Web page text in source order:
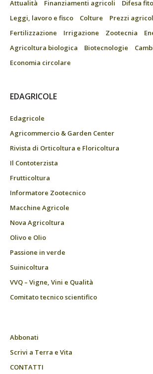
Attualità Finanziamenti agricoli
Difesa
Leggi, lavoro e fisco
Colture
Prezzi
Fertilizzazione
Irrigazione Zootecnia
Agricoltura biologica
Biotecnologie
Economia circolare
EDAGRICOLE
Edagricole
Agricommercio & Garden Center
Rivista di Orticoltura e Floricoltura
Il Contoterzista
Frutticoltura
Informatore Zootecnico
Macchine Agricole
Nova Agricoltura
Olivo e Olio
Passione in verde
Suinicoltura
VVQ – Vigne, Vini e Qualità
Comitato tecnico scientifico
Abbonati
Scrivi a Terra e Vita
CONTATTI